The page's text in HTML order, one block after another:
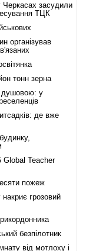
засудили
ТЦК
організував
тонн зерна
душовою: у
де вже
Global Teacher
пожеж
грозовий
безпілотник
від мотлоху і